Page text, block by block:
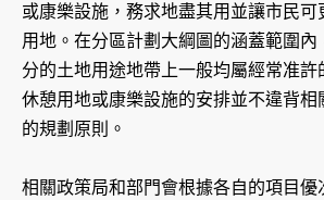
或康樂設施，務求地盡其用並讓市民可
用地。在分區計劃大綱圖的涵蓋範圍內
分的土地用途地帶上一般均屬經常准
休憩用地或康樂設施的安排並不違背相
的規劃原則。
相關政策局和部門會根據各自的項目優